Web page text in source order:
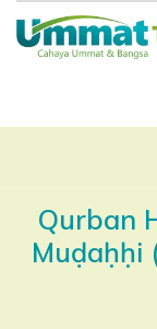
Qurban
Muḍaḥḥi